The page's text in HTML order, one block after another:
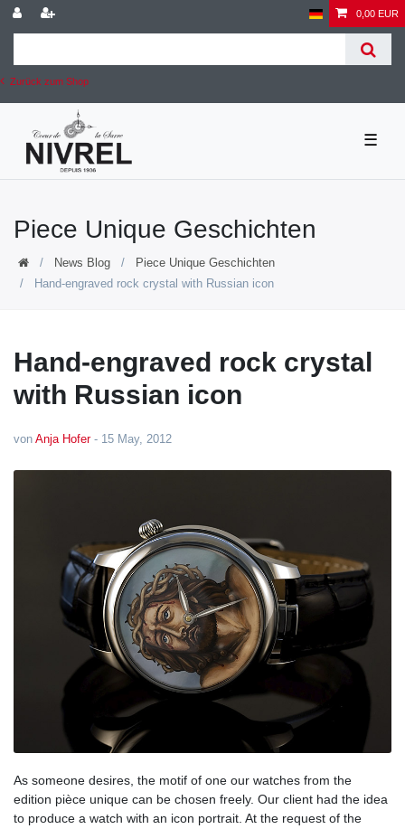
Zurück zum Shop
0,00 EUR
☰
Piece Unique Geschichten
News Blog
Piece Unique Geschichten
Hand-engraved rock crystal with Russian icon
Hand-engraved rock crystal
with Russian icon
von Anja Hofer- 15 May, 2012
As someone desires, the motif of one our watches from the
edition pièce unique can be chosen freely. Our client had the idea
to produce a watch with an icon portrait. At the request of the